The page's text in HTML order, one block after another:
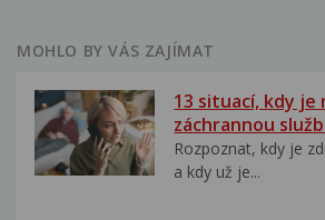
MOHLO BY VÁS ZAJÍMAT
13 situací, kdy
záchrannou
Rozpoznat, kdy je
a kdy už je...